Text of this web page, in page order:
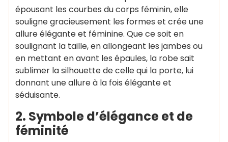
épousant les courbes du corps féminin, elle
souligne gracieusement les formes et crée une
allure élégante et féminine. Que ce soit en
soulignant la taille, en allongeant les jambes ou
en mettant en avant les épaules, la robe sait
sublimer la silhouette de celle qui la porte, lui
donnant une allure à la fois élégante et
séduisante.
2. Symbole d’élégance et de
féminité